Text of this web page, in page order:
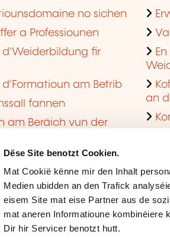
Dëse Site benotzt Cookien.
Mat Cookië kënne mir den Inhalt
Medien ubidden an den Trafick
eisem Site mat eise Partner aus de
mat aneren Informatioune kombinéiere
Dir hir Servicer benotzt hutt.
no sichen
a Professiounen
d'Weiderbildung fir
d'Formatioun am Betrib
fannen
am Beräich vun der
an